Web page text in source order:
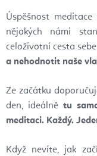
Úspěšnost
nějakých námi
celoživotní cesta
a nehodnotit naše
Ze začátku
den, ideálně tu
meditaci. Každý.
Když nevíte, jak